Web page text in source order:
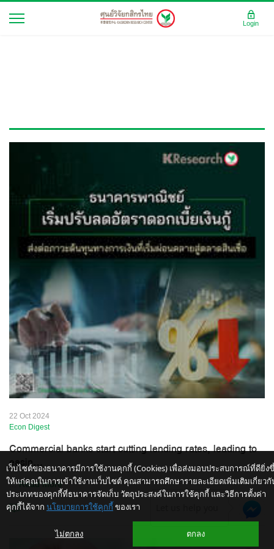
22 Oct 2024
Econ Digest
Commercial banks start cutting lending rates, leading to
easin...
...Read more
เว็บไซต์ของธนาคารมีการใช้งานคุกกี้ (Cookies) เพื่อส่งมอบประสบการณ์ที่ดียิ่ง
ให้แก่คุณในการเข้าใช้งานเว็บไซต์ คุณสามารถศึกษารายละเอียดเพิ่มเติมเกี่ยวกั
ประเภทของคุกกี้ที่ธนาคารจัดเก็บ วัตถุประสงค์ในการใช้คุกกี้ และวิธีการตั้งค่า
คุกกี้ได้จาก นโยบายการใช้คุกกี้ ของเรา
ไม่ตกลง ตกลง
Login